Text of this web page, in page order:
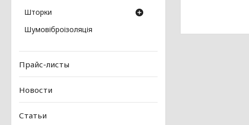
Шторки
Шумовіброізоляція
Прайс-листы
Новости
Статьи